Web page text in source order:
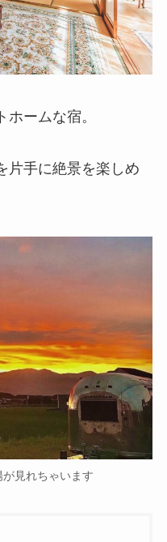
ームな宿。
片手に絶景を楽しめ
見れちゃいます